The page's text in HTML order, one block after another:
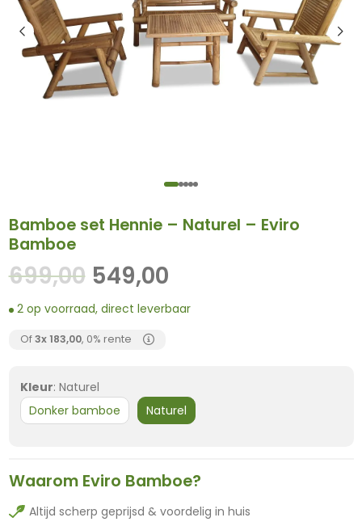
Bamboe set Hennie – Naturel – Eviro
Bamboe
Of3x183,00, 0% rente
699,00 Oorspronkelijke
prijs
was:
699,00.
549,00Huidige
prijs
is:
Kleur: Naturel
Donker bamboe
Naturel
2 op voorraad, direct leverbaar
Waarom Eviro Bamboe?
Altijd scherp geprijsd & voordelig in huis